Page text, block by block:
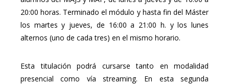
20:00 horas. Terminado el módulo y hasta fin del Máster
los martes y jueves, de 16:00 a 21:00 h. y los lunes
alternos (uno de cada tres) en el mismo horario.
Esta titulación podrá cursarse tanto en modalidad
presencial como vía streaming. En esta segunda